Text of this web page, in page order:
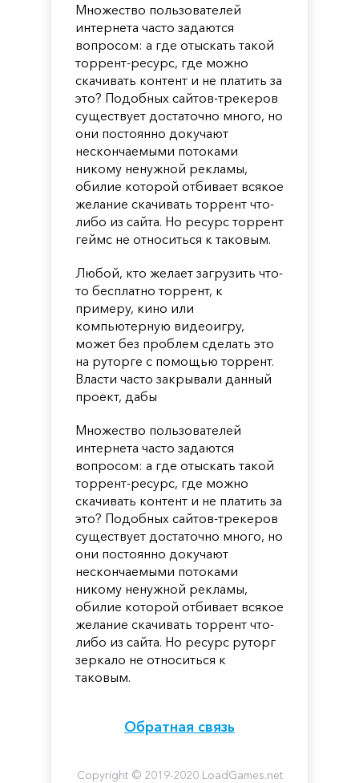
Множество пользователей
интернета часто задаются
вопросом: а где отыскать такой
торрент-ресурс, где можно
скачивать контент и не платить за
это? Подобных сайтов-трекеров
существует достаточно много, но
они постоянно докучают
нескончаемыми потоками
никому ненужной рекламы,
обилие которой отбивает всякое
желание скачивать торрент что-
либо из сайта. Но ресурс торрент
геймс не относиться к таковым.
Любой, кто желает загрузить что-
то бесплатно торрент, к
примеру, кино или
компьютерную видеоигру,
может без проблем сделать это
на руторге с помощью торрент.
Власти часто закрывали данный
проект, дабы
Множество пользователей
интернета часто задаются
вопросом: а где отыскать такой
торрент-ресурс, где можно
скачивать контент и не платить за
это? Подобных сайтов-трекеров
существует достаточно много, но
они постоянно докучают
нескончаемыми потоками
никому ненужной рекламы,
обилие которой отбивает всякое
желание скачивать торрент что-
либо из сайта. Но ресурс руторг
зеркало не относиться к
таковым.
Обратная связь
Copyright © 2019-2020 LoadGames.net